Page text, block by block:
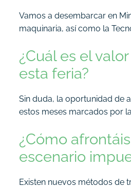
Vamos a desembarcar en
maquinaria, así como la
¿Cuál es el
esta feria?
Sin duda, la oportunidad de
estos meses marcados por
¿Cómo
escenario
Existen nuevos métodos de